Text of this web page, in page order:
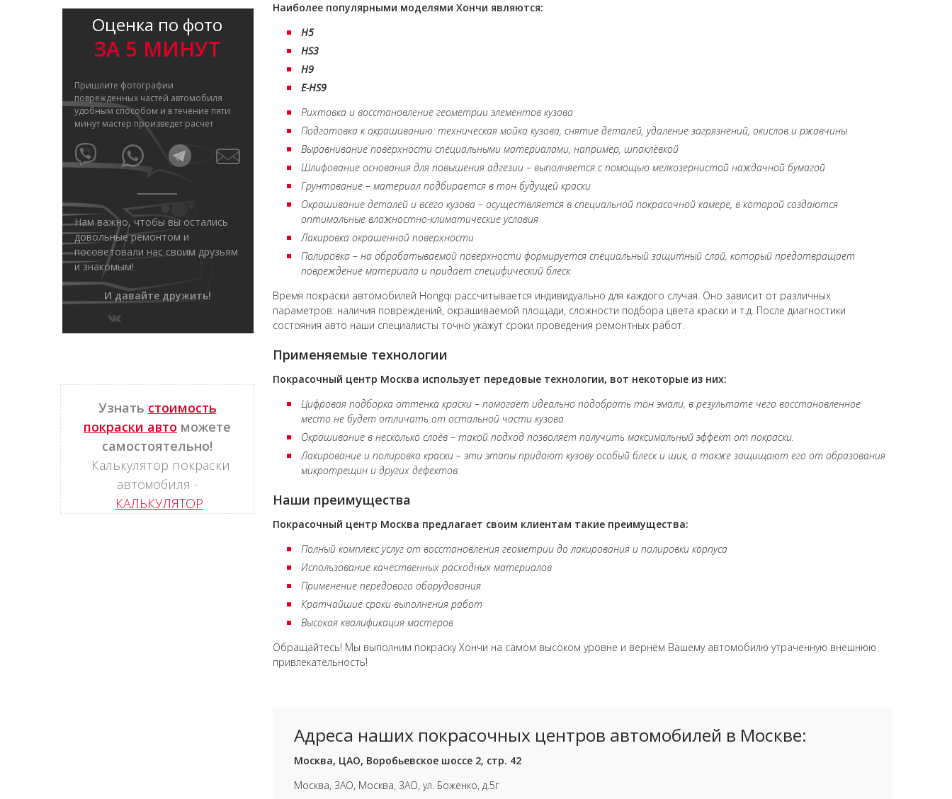
Наиболее популярными моделямиХончи являются:
H5
HS3
H9
E-HS9
Рихтовка и восстановление геометрии элементов кузова
Подготовка к окрашиванию: техническая мойка кузова, снятие деталей, удаление загрязнений, окислов и ржавчины
Выравнивание поверхности специальными материалами, например, шпаклёвкой
Шлифование основания для повышения адгезии – выполняется с помощью мелкозернистой наждачной бумагой
Грунтование – материал подбирается в тон будущей краски
Окрашивание деталей и всего кузова – осуществляется в специальной покрасочной камере, в которой создаются
оптимальные влажностно-климатические условия
Лакировка окрашенной поверхности
Полировка – на обрабатываемой поверхности формируется специальный защитный слой, который предотвращает
повреждение материала и придаёт специфический блеск
Время покраски автомобилей Hongqi рассчитывается индивидуально для каждого случая. Оно зависит от различных
параметров: наличия повреждений, окрашиваемой площади, сложности подбора цвета краски и т.д. После диагностики
состояния авто наши специалисты точно укажут сроки проведения ремонтных работ.
Применяемые технологии
Покрасочный центр Москва использует передовые технологии, вот некоторые из них:
Цифровая подборка оттенка краски – помогает идеально подобрать тон эмали, в результате чего восстановленное
место не будет отличать от остальной части кузова.
Окрашивание в несколько слоёв – такой подход позволяет получить максимальный эффект от покраски.
Лакирование и полировка краски – эти этапы придают кузову особый блеск и шик, а также защищают его от образования
микротрещин и других дефектов.
Наши преимущества
Покрасочный центр Москва предлагает своим клиентам такие преимущества:
Полный комплекс услуг от восстановления геометрии до лакирования и полировки корпуса
Использование качественных расходных материалов
Применение передового оборудования
Кратчайшие сроки выполнения работ
Высокая квалификация мастеров
Обращайтесь! Мы выполним покраску Хончи на самом высоком уровне и вернём Вашему автомобилю утраченную внешнюю
привлекательность!
Адреса наших покрасочных центров автомобилей в Москве:
Москва, ЦАО, Воробьевское шоссе 2, стр. 42
Москва, ЗАО, Москва, ЗАО, ул. Боженко, д.5г
Оценка по фото
ЗА 5 МИНУТ
Пришлите фотографии
поврежденных частей автомобиля
удобным способом и в течение пяти
минут мастер произведет расчет
Нам важно, чтобы вы остались
довольные ремонтом и
посоветовали нас своим друзьям
и знакомым!
И давайте дружить!
Узнать стоимость
покраски авто можете
самостоятельно!
Калькулятор покраски
автомобиля -
КАЛЬКУЛЯТОР